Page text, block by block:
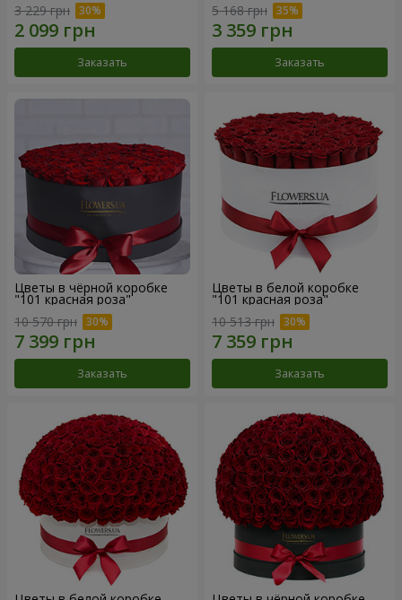
3 229 грн
Заказать
5 168 грн
Заказать
Цветы в чёрной коробке
"101 красная роза"
10 570 грн
Заказать
Цветы в белой коробке
"101 красная роза"
10 513 грн
Заказать